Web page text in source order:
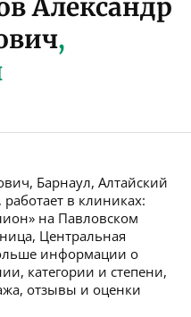
Александр
,
Барнаул, Алтайский
в клиниках:
на Павловском
Центральная
информации о
категории и степени,
отзывы и оценки